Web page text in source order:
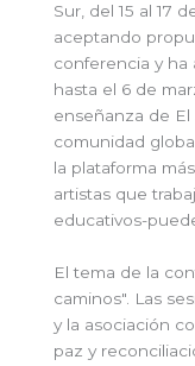
Sur, del 15 al 17
aceptando
conferencia y ha
hasta el 6 de
enseñanza de El
comunidad
la plataforma
artistas que
educativos-
El tema de la
caminos". Las
y la asociación
paz y